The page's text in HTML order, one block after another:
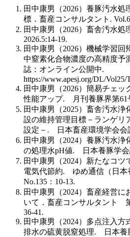
田中康男（2026）養豚汚水処
標．畜産コンサルタント.
田中康男（2026）畜舎汚水処
2026.5:14-19.
田中康男（2026）機械学習回
中窒素化合物濃度の高精度
誌：オンライン公開中.
https://www.apesj.org/DL/Vol25/
田中康男（2026）簡易チェ
性能アップ. 月刊養豚界第61
田中康男（2025）畜舎汚水
設の維持管理目標－ランゲリ
設定－. 日本畜産環境学会会
田中康男（2024）養豚汚水浄
の処理水pH値. 日本養豚学会
田中康男（2024）新たなコツ
電気代節約. ゆめ通信（日本
No.135：10-13.
田中康男（2024）畜産経営に
いて．畜産コンサルタント
36-41.
田中康男（2024）多点注入
排水の硫黄脱窒処理. 日本養